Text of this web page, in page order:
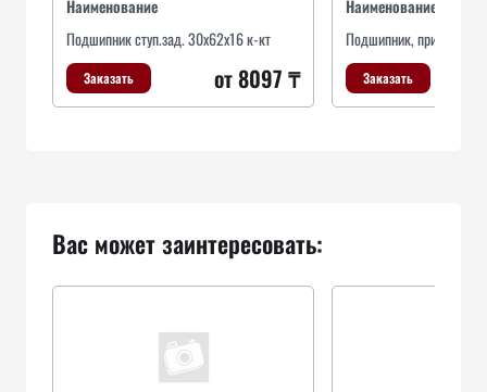
Наименование
Подшипник ступ.зад. 30x62x16 к-кт
Заказать от 8097 ₸
Наименование
Подшипник, приводной
Заказать
Вас может заинтересовать: